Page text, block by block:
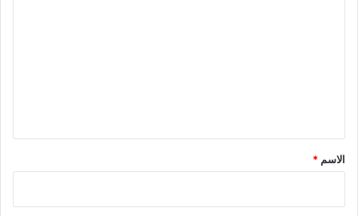
*
الاسم *